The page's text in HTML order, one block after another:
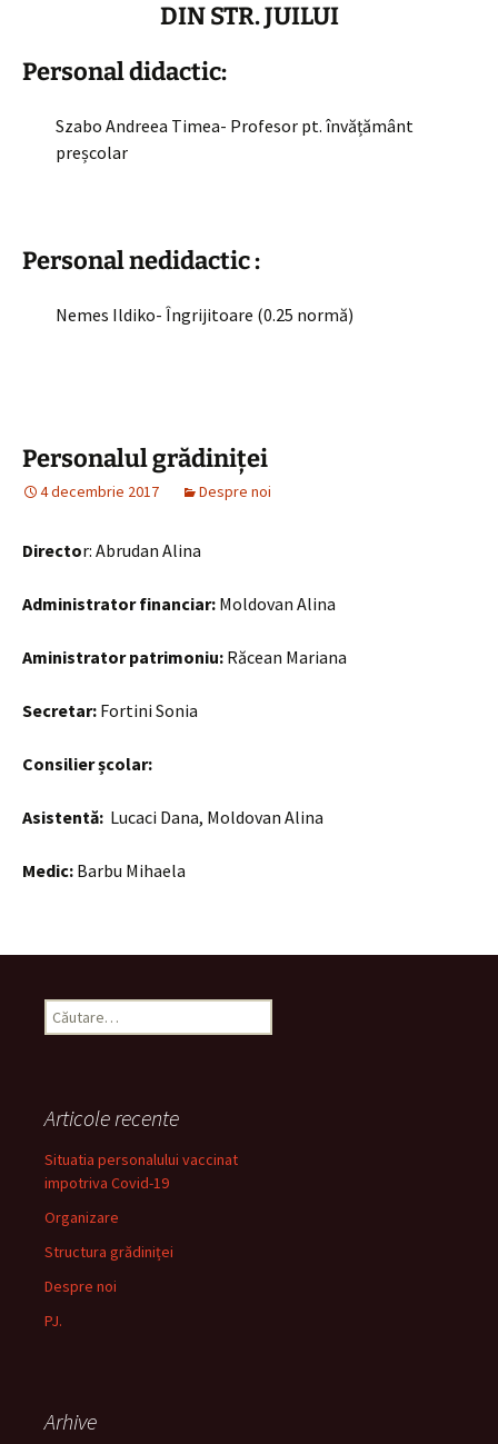
DIN STR. JUILUI
Personal didactic:
Szabo Andreea Timea- Profesor pt. învățământ
preșcolar
Personal nedidactic :
Nemes Ildiko- Îngrijitoare (0.25 normă)
Personalul grădiniței
4 decembrie 2017 Despre noi
Director: Abrudan Alina
Administrator financiar: Moldovan Alina
Aministrator patrimoniu: Răcean Mariana
Secretar: Fortini Sonia
Consilier școlar:
Asistentă: Lucaci Dana, Moldovan Alina
Medic: Barbu Mihaela
Caută
după:
Articole recente
Situatia personalului vaccinat
impotriva Covid-19
Organizare
Structura grădiniței
Despre noi
PJ.
Arhive